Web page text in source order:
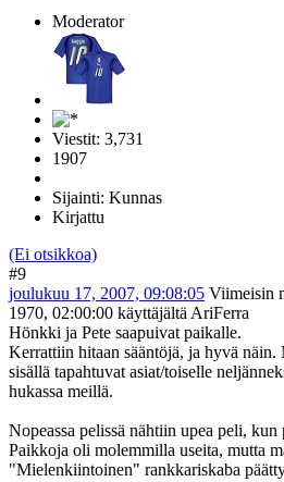
Moderator
Viestit: 3,731
1907
Sijainti: Kunnas
Kirjattu
(Ei otsikkoa)
#9
joulukuu 17, 2007, 09:08:05 Viimeisin
1970, 02:00:00 käyttäjältä AriFerra
Hönkki ja Pete saapuivat paikalle.
Kerrattiin hitaan sääntöjä, ja hyvä näin.
sisällä tapahtuvat asiat/toiselle
hukassa meillä.
Nopeassa pelissä nähtiin upea peli,
Paikkoja oli molemmilla useita, mutta
"Mielenkiintoinen" rankkariskaba